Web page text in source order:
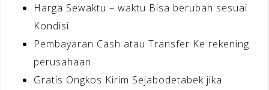
Harga Sewaktu – waktu Bisa berubah sesuai
Kondisi
Pembayaran Cash atau Transfer Ke rekening
perusahaan
Gratis Ongkos Kirim Sejabodetabek jika